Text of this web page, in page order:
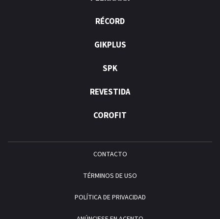
RÉCORD
GIKPLUS
SPK
REVESTIDA
COROFIT
CONTACTO
TÉRMINOS DE USO
POLÍTICA DE PRIVACIDAD